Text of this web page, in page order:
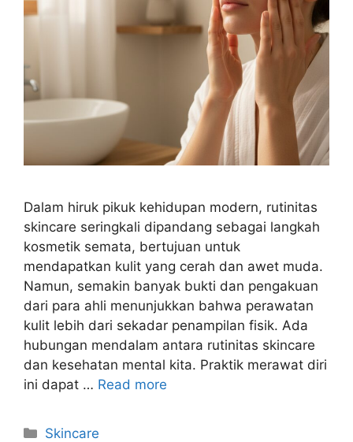
Dalam hiruk pikuk kehidupan modern, rutinitas
skincare seringkali dipandang sebagai langkah
kosmetik semata, bertujuan untuk
mendapatkan kulit yang cerah dan awet muda.
Namun, semakin banyak bukti dan pengakuan
dari para ahli menunjukkan bahwa perawatan
kulit lebih dari sekadar penampilan fisik. Ada
hubungan mendalam antara rutinitas skincare
dan kesehatan mental kita. Praktik merawat diri
ini dapat … Read more
Kategori
Skincare